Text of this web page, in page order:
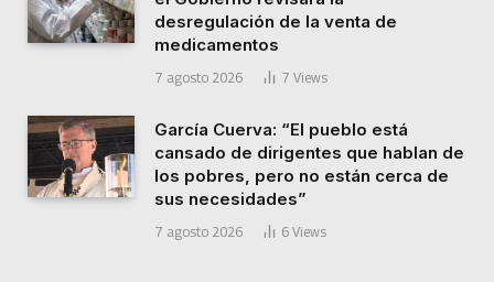
desregulación de la venta de
medicamentos
7 agosto 2026 7 Views
García Cuerva: “El pueblo está
cansado de dirigentes que hablan de
los pobres, pero no están cerca de
sus necesidades”
7 agosto 2026 6 Views